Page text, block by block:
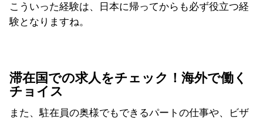
こういった経験は、日本に帰ってからも必ず役立つ経
験となりますね。
滞在国での求人をチェック！海外で働く
チョイス
また、駐在員の奥様でもできるパートの仕事や、ビザ